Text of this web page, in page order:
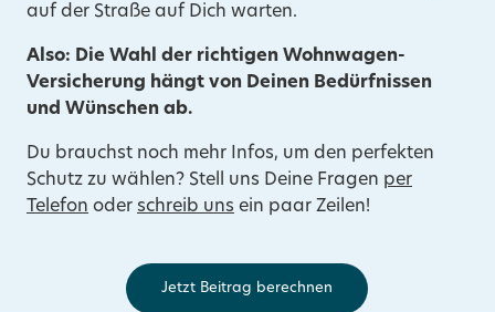
auf der Straße auf Dich warten.
Also: Die Wahl der richtigen Wohnwagen-
Versicherung hängt von Deinen Bedürfnissen
und Wünschen ab.
Du brauchst noch mehr Infos, um den perfekten
Schutz zu wählen? Stell uns Deine Fragen per
Telefon oder schreib uns ein paar Zeilen!
Jetzt Beitrag berechnen